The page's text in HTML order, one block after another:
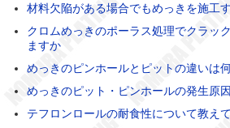
材料欠陥がある場合でもめっきを施工
クロムめっきのポーラス処理でクラッ
ますか
めっきのピンホールとピットの違いは
めっきのピット・ピンホールの発生原
テフロンロールの耐食性について教えて